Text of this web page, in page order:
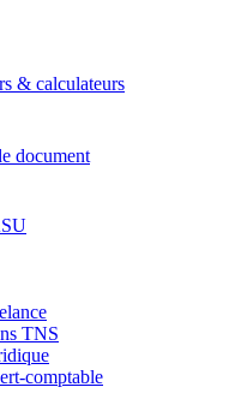
& calculateurs
document
TNS
comptable